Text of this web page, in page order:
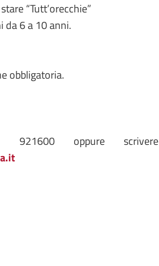
“Tutt’orecchie”
da 6 a 10 anni.
obbligatoria.
921600 oppure scrivere